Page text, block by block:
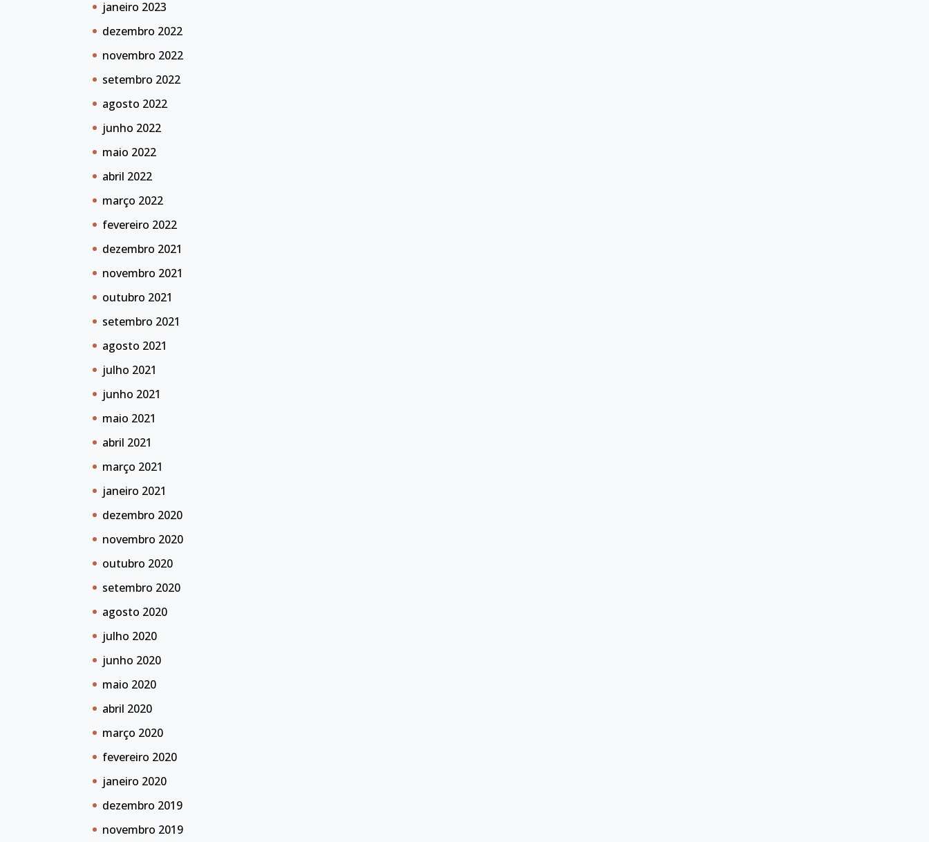
janeiro 2023
dezembro 2022
novembro 2022
setembro 2022
agosto 2022
junho 2022
maio 2022
abril 2022
março 2022
fevereiro 2022
dezembro 2021
novembro 2021
outubro 2021
setembro 2021
agosto 2021
julho 2021
junho 2021
maio 2021
abril 2021
março 2021
janeiro 2021
dezembro 2020
novembro 2020
outubro 2020
setembro 2020
agosto 2020
julho 2020
junho 2020
maio 2020
abril 2020
março 2020
fevereiro 2020
janeiro 2020
dezembro 2019
novembro 2019